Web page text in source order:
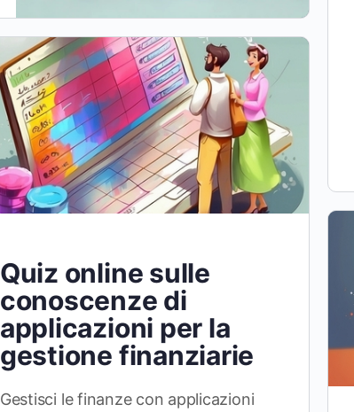
Quiz online sulle
conoscenze di
applicazioni per la
gestione finanziarie
Gestisci le finanze con applicazioni